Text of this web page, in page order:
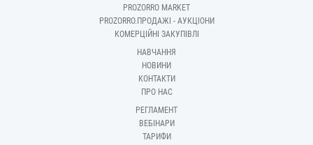
PROZORRO MARKET
PROZORRO.ПРОДАЖІ - АУКЦІОНИ
КОМЕРЦІЙНІ ЗАКУПІВЛІ
НАВЧАННЯ
НОВИНИ
КОНТАКТИ
ПРО НАС
РЕГЛАМЕНТ
ВЕБІНАРИ
ТАРИФИ